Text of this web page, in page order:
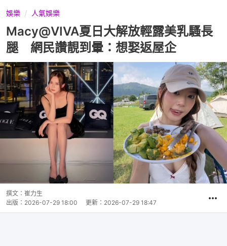
娛樂 人氣娛樂
Macy@VIVA夏日大解放輕露美乳騷長
腿 網民讚靚到暈：想娶返屋企
撰文： 崔力生
出版： 2026-07-29 18:00 更新： 2026-07-29 18:47